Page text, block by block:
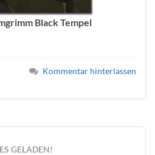
Black Tempel
Kommentar hinterlassen
GELADEN!